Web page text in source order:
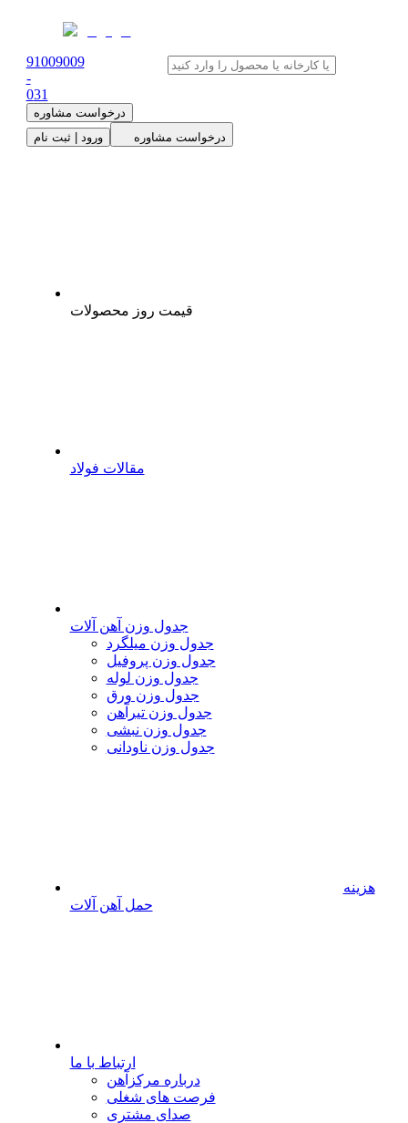
91009009
-
031
درخواست مشاوره
ورود | ثبت نام
درخواست مشاوره
قیمت روز محصولات
مقالات فولاد
جدول وزن آهن آلات
جدول وزن میلگرد
جدول وزن پروفیل
جدول وزن لوله
جدول وزن ورق
جدول وزن تیرآهن
جدول وزن نبشی
جدول وزن ناودانی
هزینه
حمل آهن آلات
ارتباط با ما
درباره مرکزآهن
فرصت های شغلی
صدای مشتری